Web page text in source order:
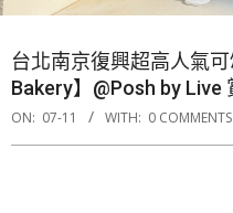
台北南京復興超高人氣
Bakery】@Posh by Live
ON: 07-11 WITH: 0 COMMENTS